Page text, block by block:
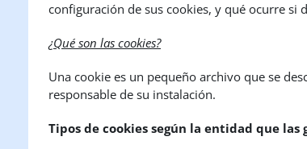
configuración de sus cookies, y qué ocurre si
¿Qué son las cookies?
Una cookie es un pequeño archivo que se
responsable de su instalación.
Tipos de cookies según la entidad que las